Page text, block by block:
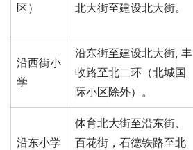
区）
北大街至建设北大街。
沿西街小
学
沿东街至建设北大街, 丰
收路至北二环（北城国
际小区除外）。
沿东小学
体育北大街至沿东街、
百花街，石德铁路至北